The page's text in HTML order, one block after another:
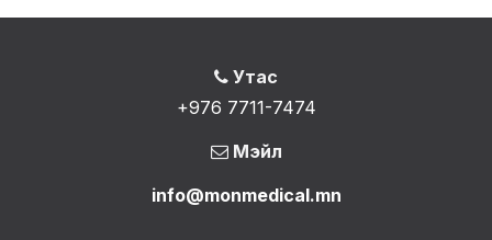
Утас
+976 7711-7474
Мэйл
info@monmedical.mn